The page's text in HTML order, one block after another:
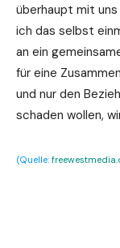
überhaupt mit
ich das selbst
an ein
für eine
und nur den
schaden wollen,
(Quelle: